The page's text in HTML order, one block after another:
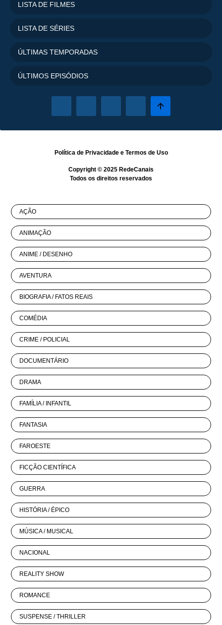
LISTA DE FILMES
LISTA DE SÉRIES
ÚLTIMAS TEMPORADAS
ÚLTIMOS EPISÓDIOS
Política de Privacidadee Termos de Uso
Copyright © 2025 RedeCanais
Todos os direitos reservados
AÇÃO
ANIMAÇÃO
ANIME / DESENHO
AVENTURA
BIOGRAFIA / FATOS REAIS
COMÉDIA
CRIME / POLICIAL
DOCUMENTÁRIO
DRAMA
FAMÍLIA / INFANTIL
FANTASIA
FAROESTE
FICÇÃO CIENTÍFICA
GUERRA
HISTÓRIA / ÉPICO
MÚSICA / MUSICAL
NACIONAL
REALITY SHOW
ROMANCE
SUSPENSE / THRILLER